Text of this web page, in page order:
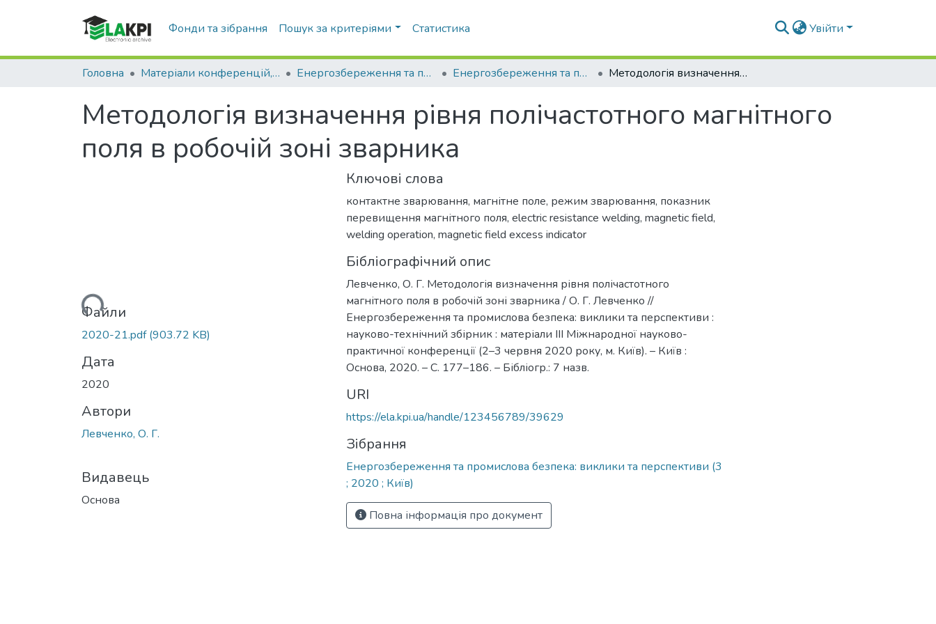
Фонди та зібрання Пошук за критеріями Статистика Увійти
Головна Матеріали конференцій, семінарів і т.п. Енергозбереження та промислова безпека: виклики та перспективи Енергозбереження та промислова безпека: виклики та перспективи (3 ; 2020 ; Київ) Методологія визначення рівня полічастотного магнітного поля в робочій зоні зварника
Методологія визначення рівня полічастотного магнітного
поля в робочій зоні зварника
Вантажиться...Файли
2020-21.pdf(903.72 KB)
Дата
2020
Автори
Левченко, О. Г.
Видавець
Основа
Ключові слова
контактне зварювання, магнітне поле, режим зварювання, показник
перевищення магнітного поля, electric resistance welding, magnetic field,
welding operation, magnetic field excess indicator
Бібліографічний опис
Левченко, О. Г. Методологія визначення рівня полічастотного
магнітного поля в робочій зоні зварника / О. Г. Левченко //
Енергозбереження та промислова безпека: виклики та перспективи :
науково-технічний збірник : матеріали ІІІ Міжнародної науково-
практичної конференції (2–3 червня 2020 року, м. Київ). – Київ :
Основа, 2020. – С. 177–186. – Бібліогр.: 7 назв.
URI
https://ela.kpi.ua/handle/123456789/39629
Зібрання
Енергозбереження та промислова безпека: виклики та перспективи (3
; 2020 ; Київ)
Повна інформація про документ